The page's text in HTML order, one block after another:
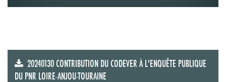
20240130 CONTRIBUTION DU CODEVER À L'ENQUÊTE PUBLIQUE
DU PNR LOIRE-ANJOU-TOURAINE